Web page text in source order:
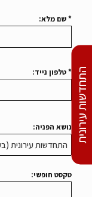
התחדשות עירונית
* שם מלא:
* טלפון נייד:
נושא הפניה:
טקסט חופשי: